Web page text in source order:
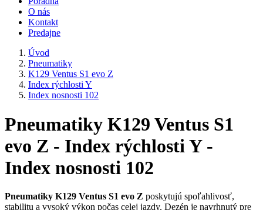
O nás
Kontakt
Predajne
Úvod
Pneumatiky
K129 Ventus S1 evo Z
Index rýchlosti Y
Index nosnosti 102
Pneumatiky K129 Ventus S1
evo Z - Index rýchlosti Y -
Index nosnosti 102
Pneumatiky K129 Ventus S1 evo Z poskytujú spoľahlivosť,
stabilitu a vysoký výkon počas celej jazdy. Dezén je navrhnutý pre